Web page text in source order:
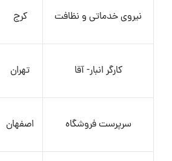
نیروی خدماتی و نظافت کرج
کارگر انبار- آقا تهران
سرپرست فروشگاه اصفهان